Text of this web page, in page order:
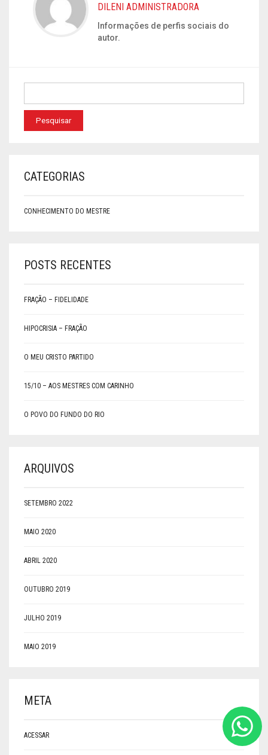
DILENI ADMINISTRADORA
Informações de perfis sociais do
autor.
CATEGORIAS
CONHECIMENTO DO MESTRE
POSTS RECENTES
FRAÇÃO – FIDELIDADE
HIPOCRISIA – FRAÇÃO
O MEU CRISTO PARTIDO
15/10 – AOS MESTRES COM CARINHO
O POVO DO FUNDO DO RIO
ARQUIVOS
SETEMBRO 2022
MAIO 2020
ABRIL 2020
OUTUBRO 2019
JULHO 2019
MAIO 2019
META
ACESSAR